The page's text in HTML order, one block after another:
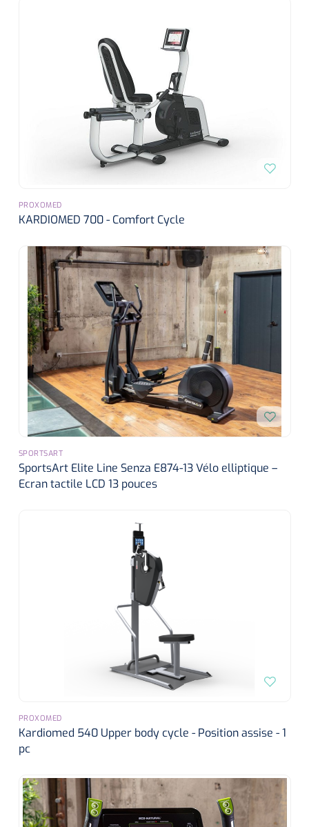
PROXOMED
KARDIOMED 700 - Comfort Cycle
SPORTSART
SportsArt Elite Line Senza E874-13 Vélo elliptique –
Ecran tactile LCD 13 pouces
PROXOMED
Kardiomed 540 Upper body cycle - Position assise - 1
pc